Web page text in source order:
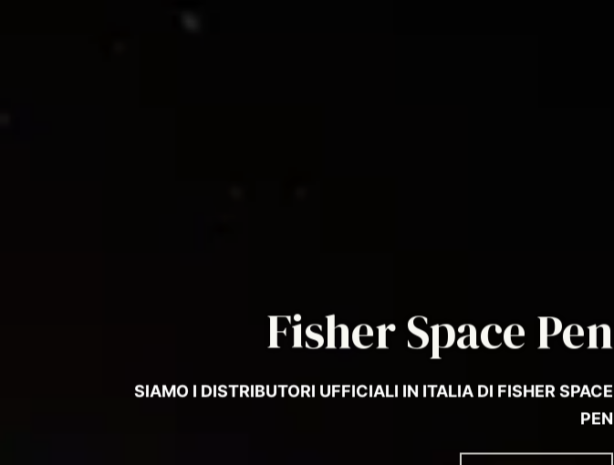
Fisher Space Pen
SIAMO I DISTRIBUTORI UFFICIALI IN ITALIA DI FISHER SPACE
PEN